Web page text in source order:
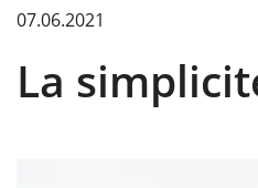
07.06.2021
La